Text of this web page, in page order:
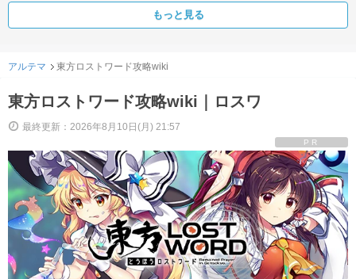
もっと見る
アルテマ 東方ロストワード攻略wiki
東方ロストワード攻略wiki｜ロスワ
最終更新：2026年8月10日(月) 21:57
PR